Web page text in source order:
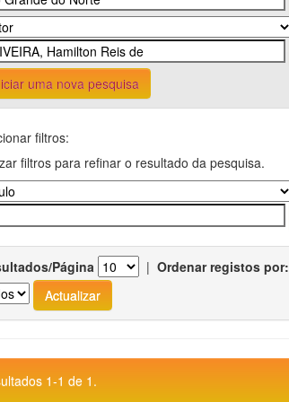
uma nova pesquisa
filtros:
filtros para refinar o resultado da pesquisa.
Página | Ordenar registos por:
1-1 de 1.